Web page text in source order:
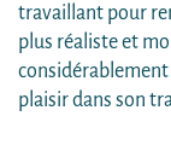
travaillant pour
plus réaliste et
plaisir dans son